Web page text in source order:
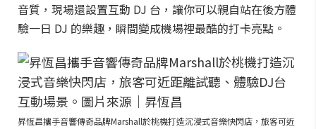
音質，現場還設置互動 DJ 台，讓你可以親自站在後方體
驗一日 DJ 的樂趣，瞬間變成機場裡最酷的打卡亮點。
昇恆昌攜手音響傳奇品牌Marshall於桃機打造沉浸式音樂快閃店，旅客可近